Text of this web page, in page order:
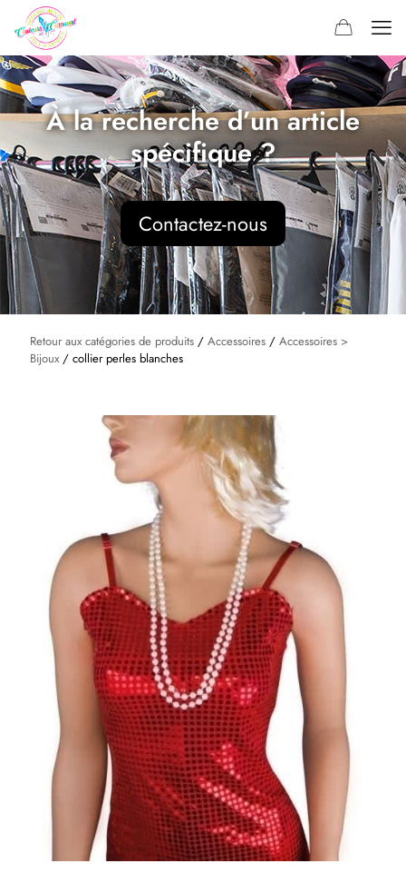
À la recherche d’un article
spécifique ?
Contactez-nous
Retour aux catégories de produits / Accessoires / Accessoires >
Bijoux / collier perles blanches